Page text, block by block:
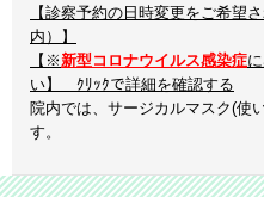
【診察予約の日時変更をご希望
内）】
【※新型コロナウイルス感染症
い】 ｸﾘｯｸで詳細を確認する
院内では、サージカルマスク(使
す。